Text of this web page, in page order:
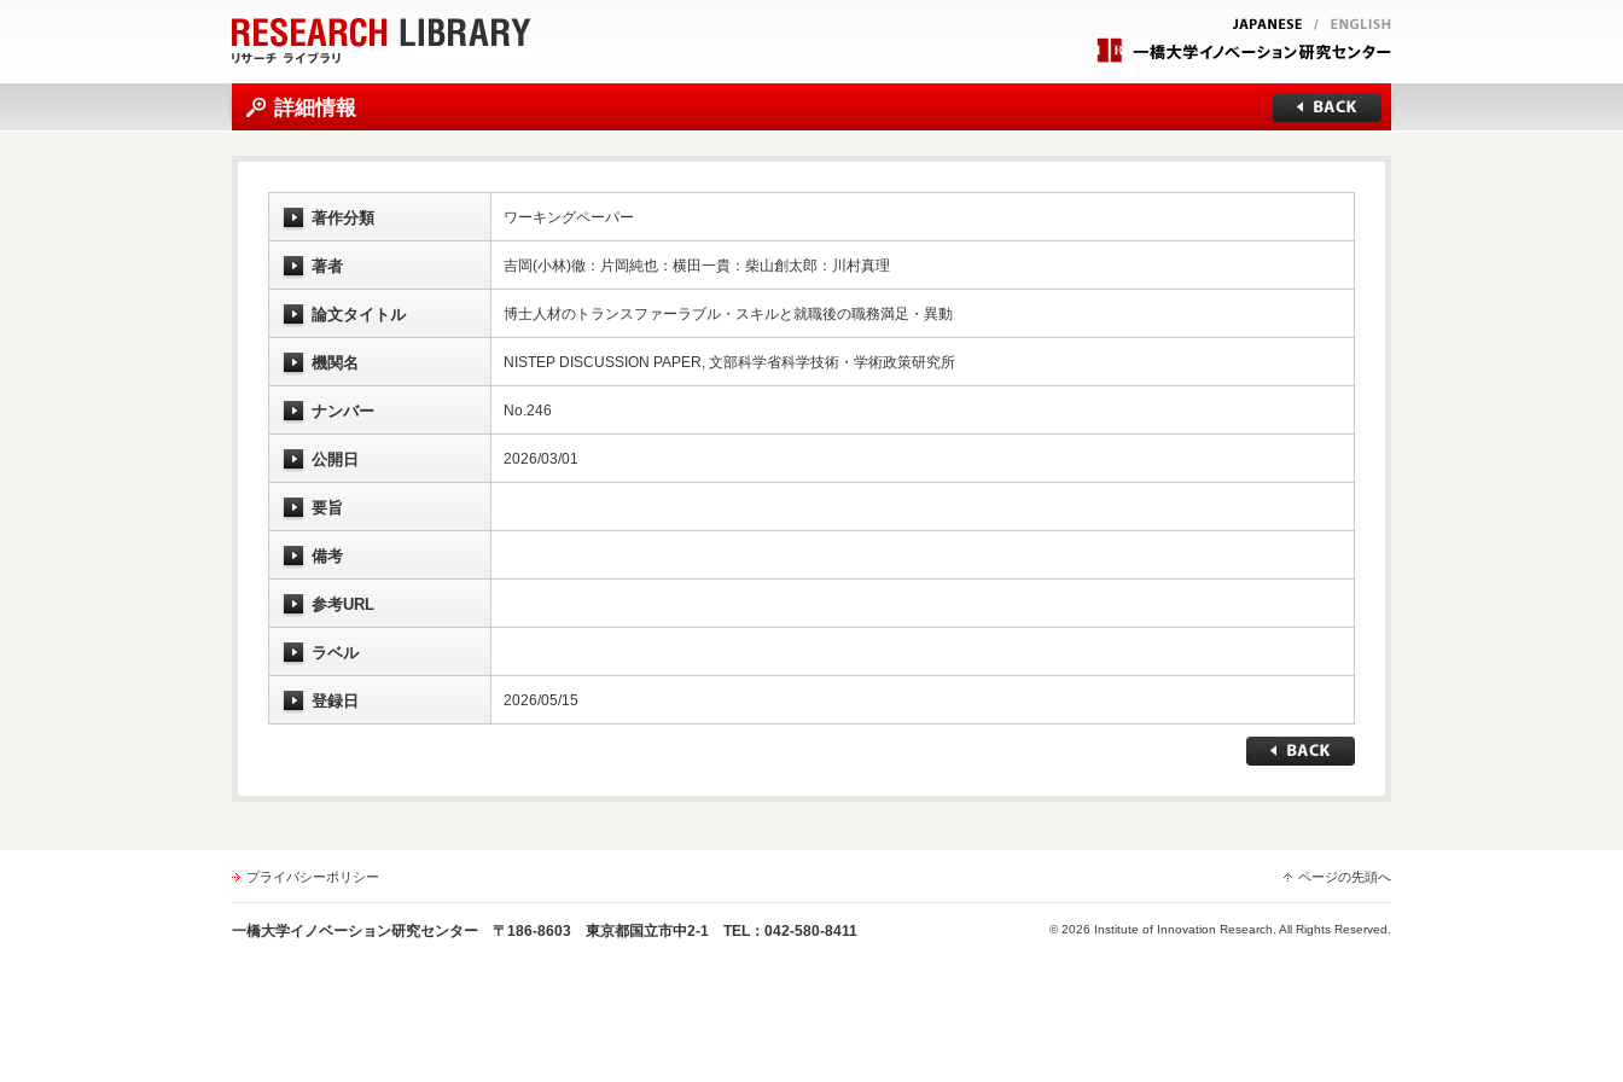
詳細情報
著作分類 ワーキングペーパー
著者 吉岡(小林)徹：片岡純也：横田一貴：柴山創太郎：川村真理
論文タイトル 博士人材のトランスファーラブル・スキルと就職後の職務満足・異動
機関名 NISTEP DISCUSSION PAPER, 文部科学省科学技術・学術政策研究所
ナンバー No.246
公開日 2026/03/01
要旨
備考
参考URL
ラベル
登録日 2026/05/15
プライバシーポリシー ページの先頭へ
一橋大学イノベーション研究センター 〒186-8603 東京都国立市中2-1 TEL：042-580-8411 © 2026 Institute of Innovation Research. All Rights Reserved.